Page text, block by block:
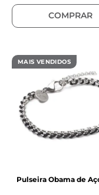
COMPRAR
MAIS VENDIDOS
Pulseira Obama de